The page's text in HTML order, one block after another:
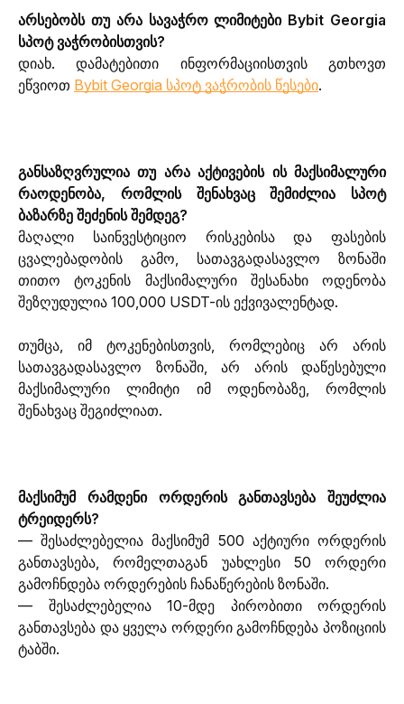
არსებობს თუ არა სავაჭრო ლიმიტები Bybit Georgia
სპოტ ვაჭრობისთვის?
დიახ. დამატებითი ინფორმაციისთვის გთხოვთ
ეწვიოთ Bybit Georgia სპოტ ვაჭრობის წესები.
განსაზღვრულია თუ არა აქტივების ის მაქსიმალური
რაოდენობა, რომლის შენახვაც შემიძლია სპოტ
ბაზარზე შეძენის შემდეგ?
მაღალი საინვესტიციო რისკებისა და ფასების
ცვალებადობის გამო, სათავგადასავლო ზონაში
თითო ტოკენის მაქსიმალური შესანახი ოდენობა
შეზღუდულია 100,000 USDT-ის ექვივალენტად.
თუმცა, იმ ტოკენებისთვის, რომლებიც არ არის
სათავგადასავლო ზონაში, არ არის დაწესებული
მაქსიმალური ლიმიტი იმ ოდენობაზე, რომლის
შენახვაც შეგიძლიათ.
მაქსიმუმ რამდენი ორდერის განთავსება შეუძლია
ტრეიდერს?
— შესაძლებელია მაქსიმუმ 500 აქტიური ორდერის
განთავსება, რომელთაგან უახლესი 50 ორდერი
გამოჩნდება ორდერების ჩანაწერების ზონაში.
— შესაძლებელია 10-მდე პირობითი ორდერის
განთავსება და ყველა ორდერი გამოჩნდება პოზიციის
ტაბში.